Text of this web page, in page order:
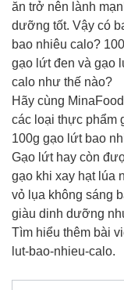
ăn trở nên lành
dưỡng tốt. Vậy có
bao nhiêu calo?
gạo lứt đen và gạo
calo như thế nào?
Hãy cùng
các loại thực phẩm
100g gạo lứt bao
Gạo lứt hay còn
gạo khi xay hạt lúa
vỏ lụa không sáng
giàu dinh dưỡng
Tìm hiểu thêm bài
lut-bao-nhieu-calo.